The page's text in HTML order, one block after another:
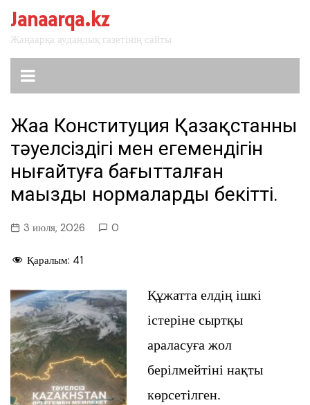
содержанию
Janaarqa.kz
Жаңаарқа аудандық газетінің сайты
Жаңа Конституция Қазақстанның
тәуелсіздігі мен егемендігін
нығайтуға бағытталған
маңызды нормаларды бекітті.
3 июля, 2026 0
Қаралым: 41
Құжатта елдің ішкі
істеріне сыртқы
араласуға жол
берілмейтіні нақты
көрсетілген.